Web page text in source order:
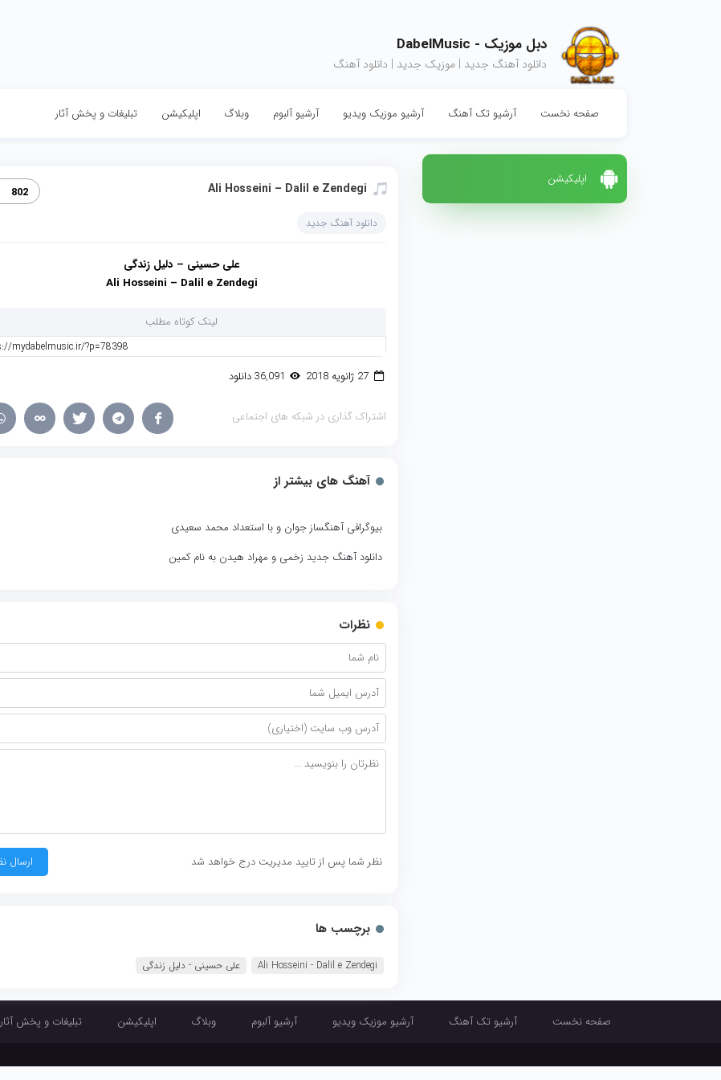
دبل موزیک - DabelMusic
دانلود آهنگ جدید | موزیک جدید | دانلود آهنگ
صفحه نخست آرشیو تک آهنگ آرشیو موزیک ویدیو آرشیو آلبوم وبلاگ اپلیکیشن تبلیغات و پخش آثار
اپلیکیشن
Ali Hosseini – Dalil e Zendegi
802
دانلود آهنگ جدید
علی حسینی – دلیل زندگی
Ali Hosseini – Dalil e Zendegi
لینک کوتاه مطلب
27 ژانویه 2018
اشتراک گذاری در شبکه های اجتماعی
آهنگ های بیشتر از
بیوگرافی آهنگساز جوان و با استعداد محمد سعیدی
دانلود آهنگ جدید زخمی و مهراد هیدن به نام کمین
نظرات
نظر شما پس از تایید مدیریت درج خواهد شد
برچسب ها
Ali Hosseini - Dalil e Zendegi علی حسینی - دلیل زندگی
صفحه نخست آرشیو تک آهنگ آرشیو موزیک ویدیو آرشیو آلبوم وبلاگ اپلیکیشن تبلیغات و پخش آثار